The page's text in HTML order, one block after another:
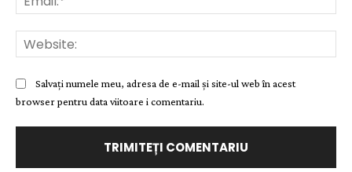
Salvați numele meu, adresa de e-mail și site-ul web în acest
browser pentru data viitoare i comentariu.